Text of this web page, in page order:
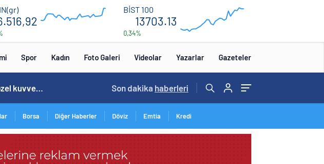
00:00 00:00
BİST 100
13703.13
0,34%
12:00
Spor Kadın Foto Galeri Videolar Yazarlar Gazeteler
Cristiano Ronaldo’nun akıllara zarar tüm kariyerinin istatistiğini çıkardık ! 14:57 /
Son dakika haberleri
Borsa Diğer Haberler Döviz Emtia Kredi